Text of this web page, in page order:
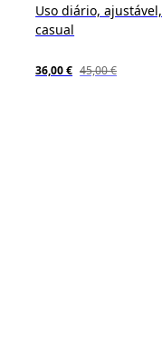
Uso diário, ajustável,
casual
36,00 € 45,00 €